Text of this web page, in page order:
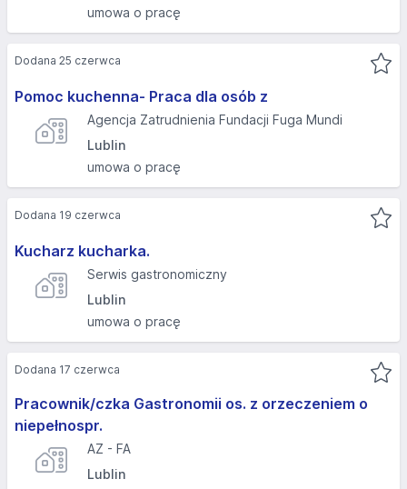
umowa o pracę
Pomoc kuchenna- Praca dla osób z
Agencja Zatrudnienia Fundacji Fuga Mundi
Lublin
umowa o pracę
Dodana 25 czerwca
Kucharz kucharka.
Serwis gastronomiczny
Lublin
umowa o pracę
Dodana 19 czerwca
Pracownik/czka Gastronomii os. z orzeczeniem o
niepełnospr.
AZ - FA
Lublin
Dodana 17 czerwca